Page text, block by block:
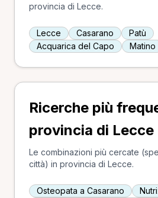
provincia di Lecce.
Lecce Casarano
Patù
Acquarica del Capo
Matino
Ricerche più
provincia di Lecce
Le combinazioni più cercate
città) in provincia di Lecce.
Osteopata a Casarano